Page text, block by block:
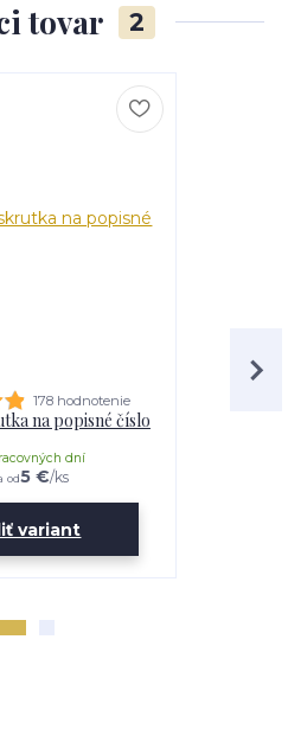
tovar 2
178 hodnotenie
na popisné číslo
od5 €/ks
dní
variant